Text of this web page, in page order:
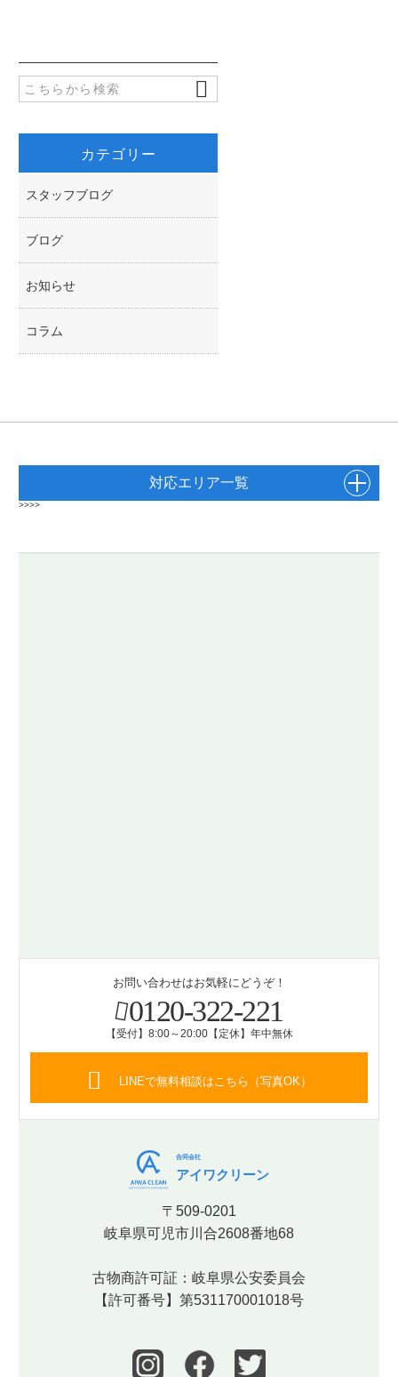
カテゴリー
スタッフブログ
ブログ
お知らせ
コラム
対応エリア一覧
>>>>
お問い合わせはお気軽にどうぞ！
0120-322-221
【受付】8:00～20:00【定休】年中無休
LINEで無料相談はこちら（写真OK）
合同会社
アイワクリーン
〒509-0201
岐阜県可児市川合2608番地68
古物商許可証：岐阜県公安委員会
【許可番号】第531170001018号